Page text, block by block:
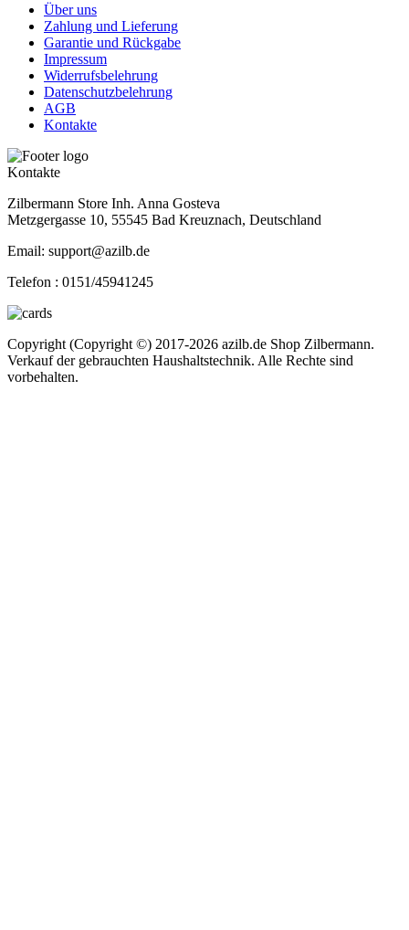
Über uns
Zahlung und Lieferung
Garantie und Rückgabe
Impressum
Widerrufsbelehrung
Datenschutzbelehrung
AGB
Kontakte
Kontakte
Zilbermann Store Inh. Anna Gosteva
Metzgergasse 10, 55545 Bad Kreuznach, Deutschland
Email: support@azilb.de
Telefon : 0151/45941245
Copyright (Copyright ©) 2017-2026 azilb.de Shop Zilbermann.
Verkauf der gebrauchten Haushaltstechnik. Alle Rechte sind
vorbehalten.